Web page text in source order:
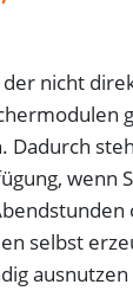
nicht
Dadurch
wenn
selbst